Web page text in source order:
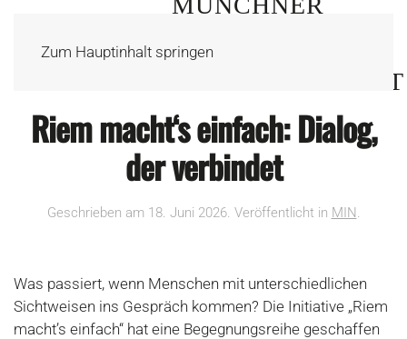
Zum Hauptinhalt springen
Riem macht‘s einfach: Dialog,
der verbindet
Geschrieben am 18. Juni 2026. Veröffentlicht in MIN.
Was passiert, wenn Menschen mit unterschiedlichen
Sichtweisen ins Gespräch kommen? Die Initiative „Riem
macht’s einfach“ hat eine Begegnungsreihe geschaffen